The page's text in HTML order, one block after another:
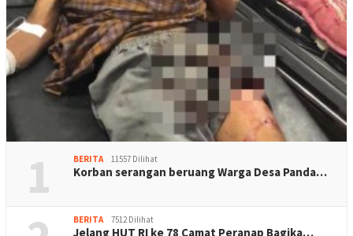
1 BERITA 11557 Dilihat
Korban serangan beruang Warga Desa Panda…
BERITA 7512 Dilihat
Jelang HUT RI ke 78 Camat Peranap Bagika…